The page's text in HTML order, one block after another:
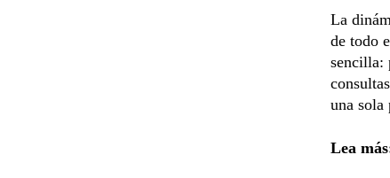
La
de todo
sencilla:
una sola
Lea